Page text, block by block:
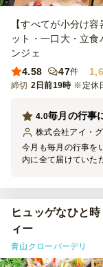
【すべてが小分け
ット・一口大・立
ンジェ
4.58
47件
締切 2日前19時 ※定休
毎月の行事
4.0
株式会社アイ・
今月も毎月の行事を
内に全て届けていた
ヒュッゲなひと
ィー
青山クローバーデリ